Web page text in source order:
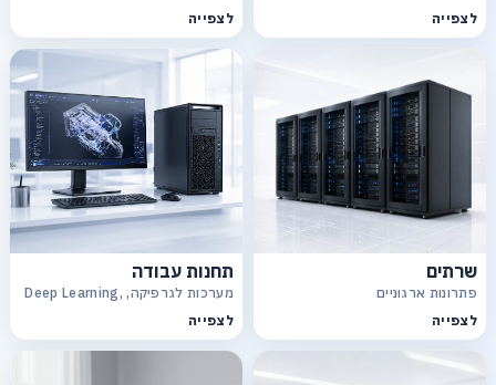
לצפייה
לצפייה
שרתים
פתרונות ארגוניים
לצפייה
תחנות עבודה
מערכות לגרפיקה, Deep Learning,
לצפייה